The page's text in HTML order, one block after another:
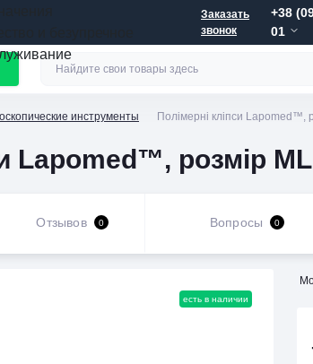
Заказать
звонок
+38
01
инструменты Полімерні кліпси Lapomed™,
Lapomed™, розмір
Отзывов 0 Вопросы 0
есть в наличии